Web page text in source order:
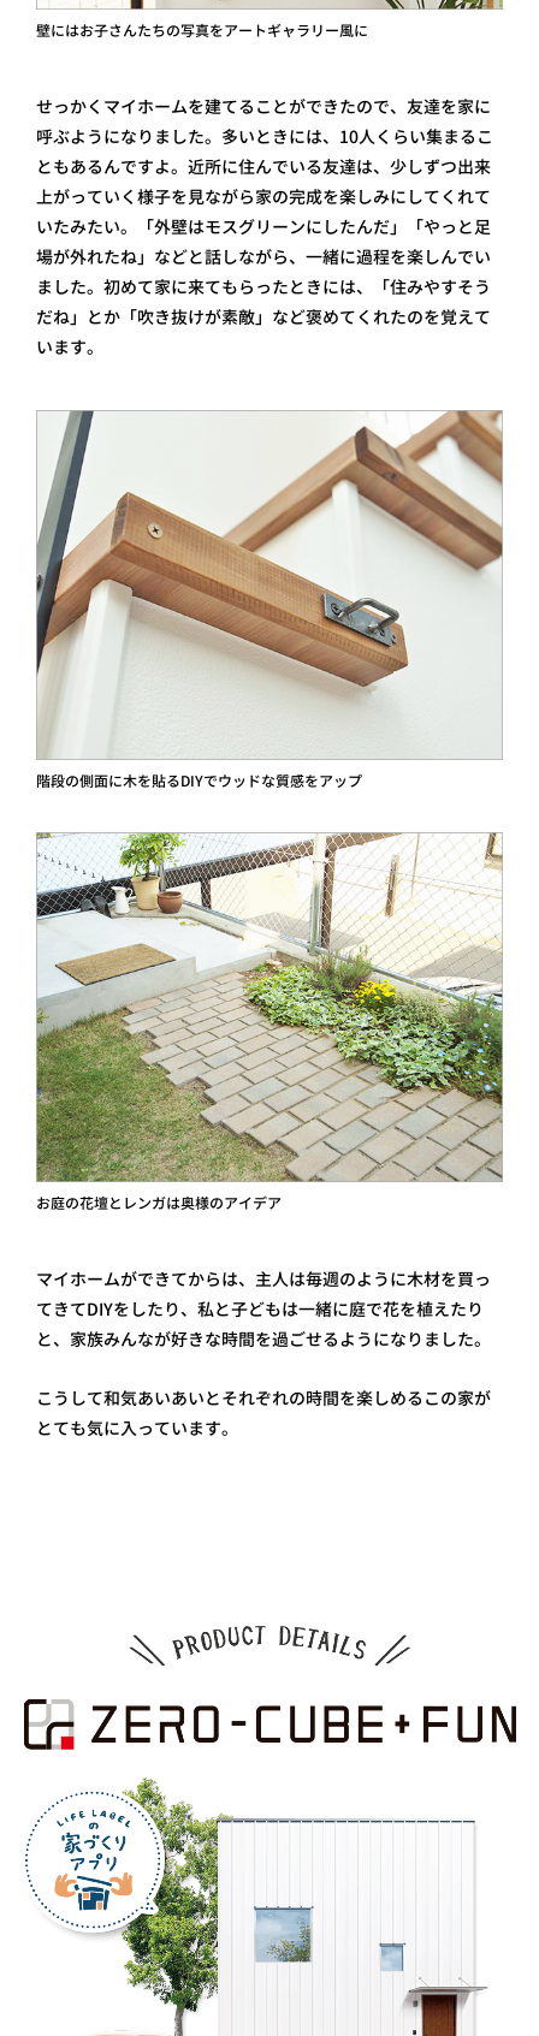
壁にはお子さんたちの写真をアートギャラリー風に
せっかくマイホームを建てることができたので、友達を家に
呼ぶようになりました。多いときには、10人くらい集まるこ
ともあるんですよ。近所に住んでいる友達は、少しずつ出来
上がっていく様子を見ながら家の完成を楽しみにしてくれて
いたみたい。「外壁はモスグリーンにしたんだ」「やっと足
場が外れたね」などと話しながら、一緒に過程を楽しんでい
ました。初めて家に来てもらったときには、「住みやすそう
だね」とか「吹き抜けが素敵」など褒めてくれたのを覚えて
います。
階段の側面に木を貼るDIYでウッドな質感をアップ
お庭の花壇とレンガは奥様のアイデア
マイホームができてからは、主人は毎週のように木材を買っ
てきてDIYをしたり、私と子どもは一緒に庭で花を植えたり
と、家族みんなが好きな時間を過ごせるようになりました。
こうして和気あいあいとそれぞれの時間を楽しめるこの家が
とても気に入っています。